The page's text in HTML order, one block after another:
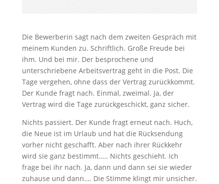
Die Bewerberin sagt nach dem zweiten Gespräch mit
meinem Kunden zu. Schriftlich. Große Freude bei
ihm. Und bei mir. Der besprochene und
unterschriebene Arbeitsvertrag geht in die Post. Die
Tage vergehen, ohne dass der Vertrag zurückkommt.
Der Kunde fragt nach. Einmal, zweimal. Ja, der
Vertrag wird die Tage zurückgeschickt, ganz sicher.
Nichts passiert. Der Kunde fragt erneut nach. Huch,
die Neue ist im Urlaub und hat die Rücksendung
vorher nicht geschafft. Aber nach ihrer Rückkehr
wird sie ganz bestimmt….. Nichts geschieht. Ich
frage bei ihr nach. Ja, dann und dann sei sie wieder
zuhause und dann…. Die Stimme klingt mir unsicher.